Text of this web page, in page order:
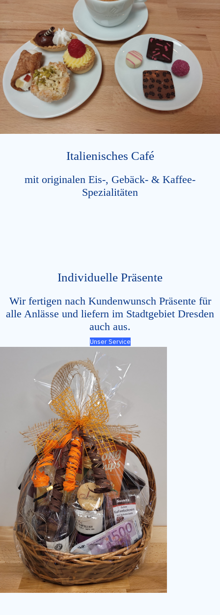
Italienisches Café
mit originalen Eis-, Gebäck- & Kaffee-
Spezialitäten
Individuelle Präsente
Wir fertigen nach Kundenwunsch Präsente für
alle Anlässe und liefern im Stadtgebiet Dresden
auch aus.
Unser Service